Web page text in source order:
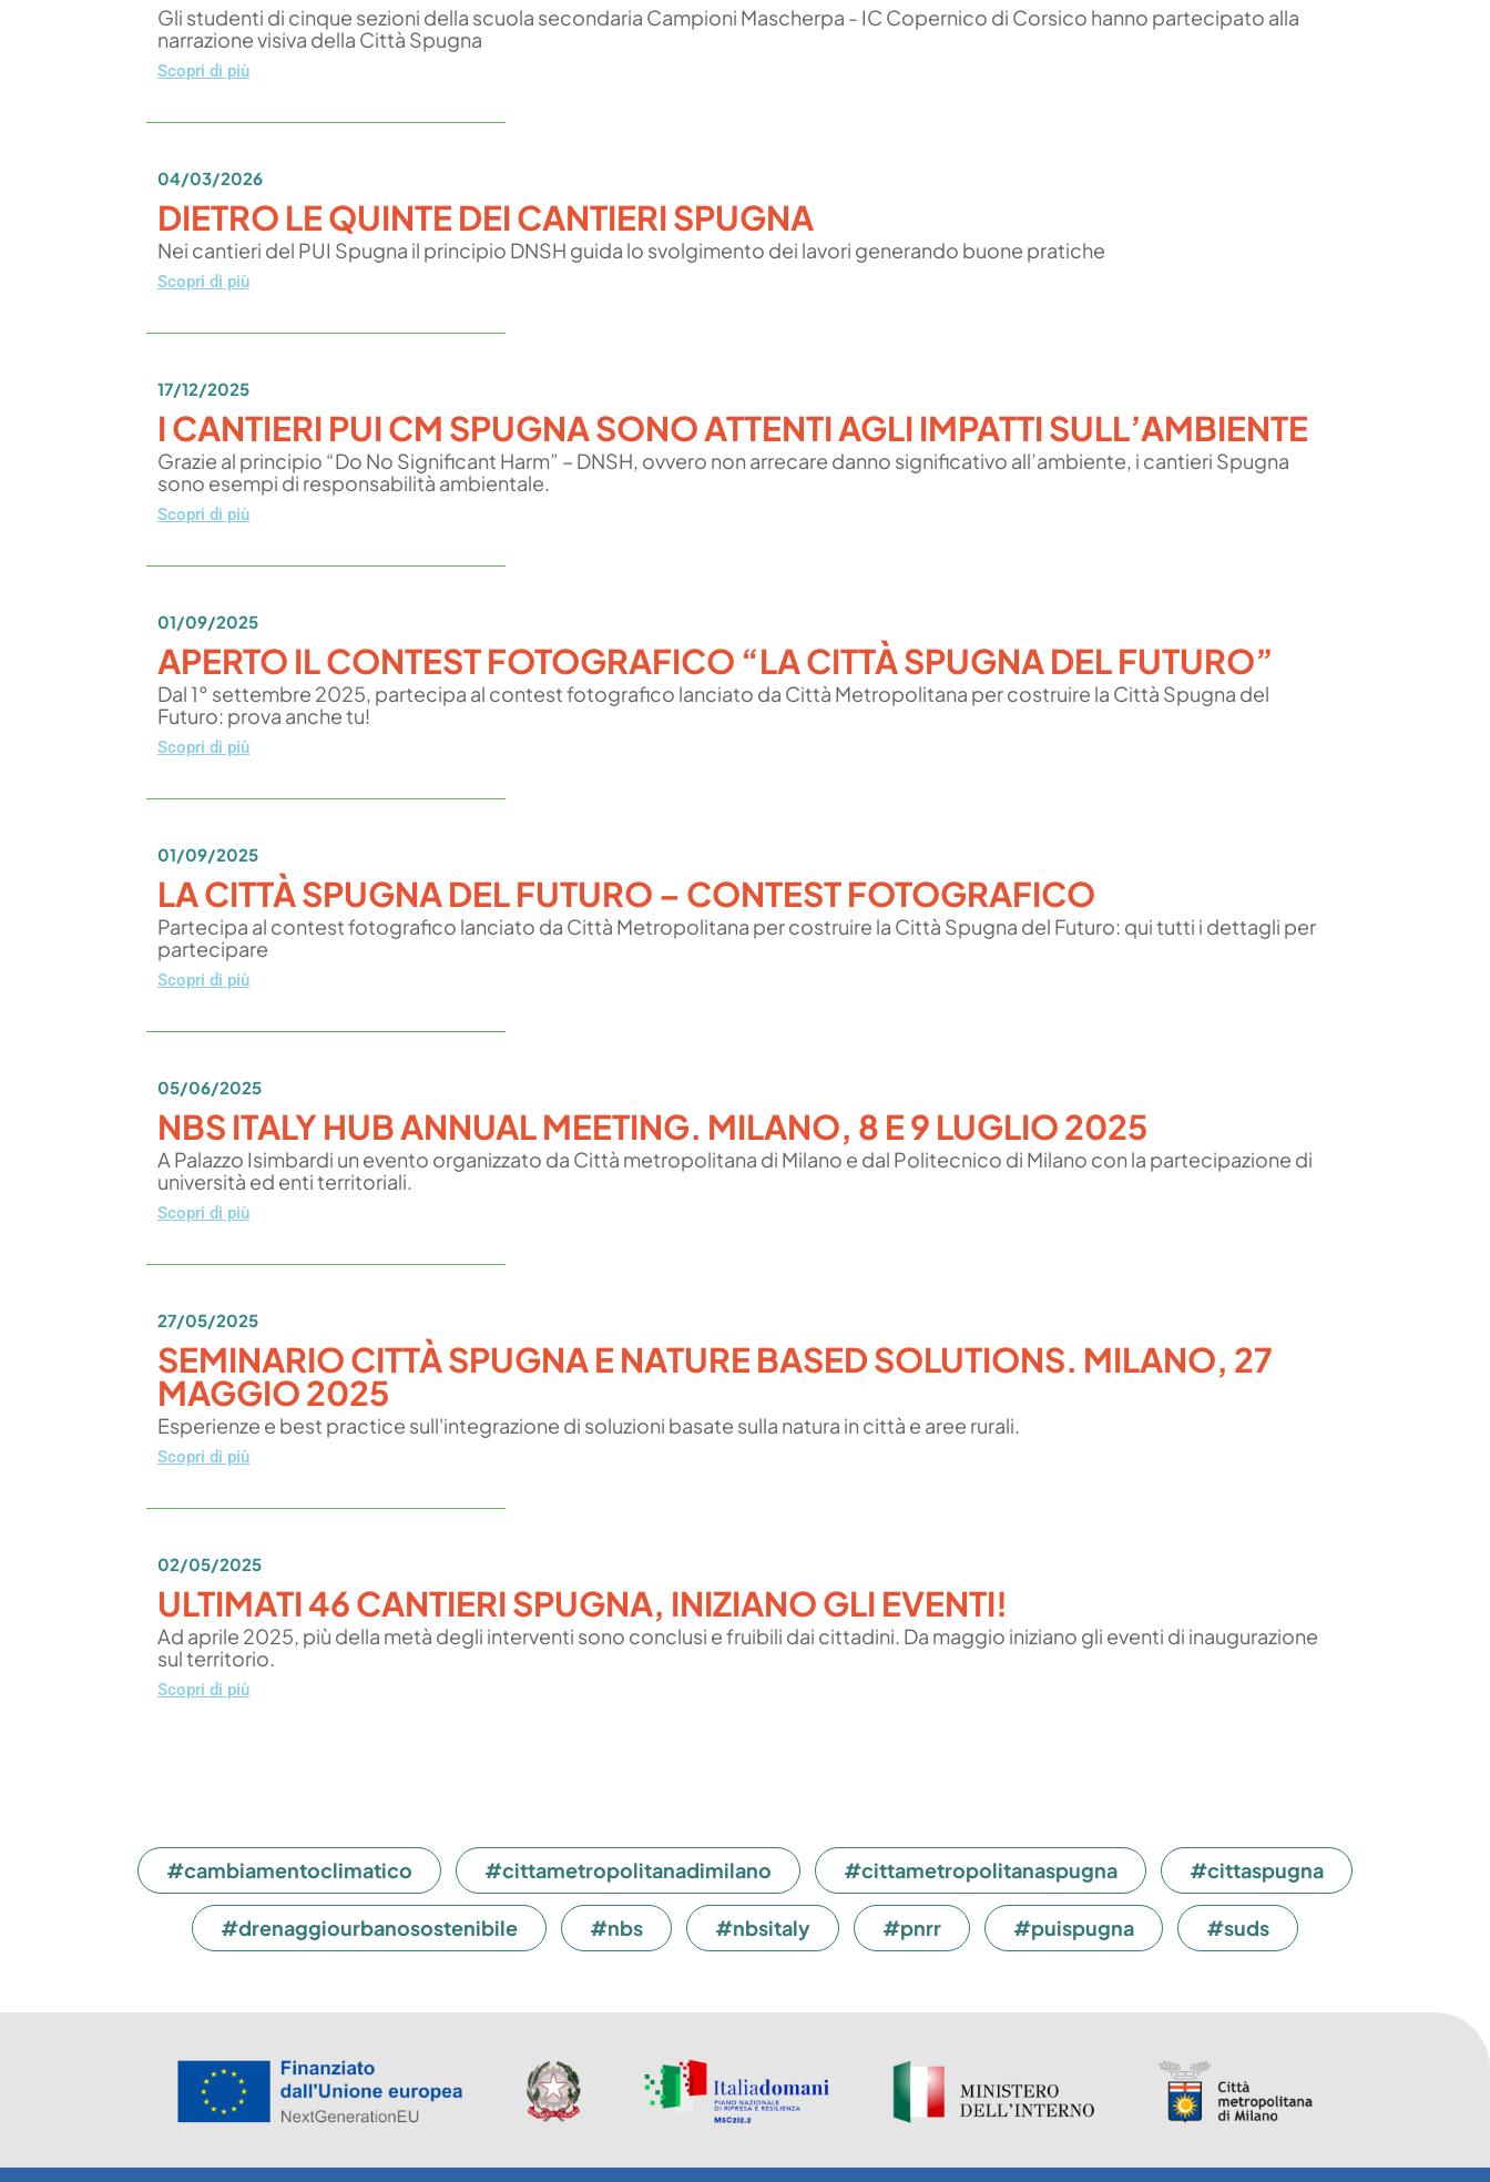
Gli studenti di cinque sezioni della scuola secondaria Campioni Mascherpa - IC Copernico di Corsico hanno partecipato alla
narrazione visiva della Città Spugna
Scopri di più
04/03/2026
DIETRO LE QUINTE DEI CANTIERI SPUGNA
Nei cantieri del PUI Spugna il principio DNSH guida lo svolgimento dei lavori generando buone pratiche
Scopri di più
17/12/2025
I CANTIERI PUI CM SPUGNA SONO ATTENTI AGLI IMPATTI SULL’AMBIENTE
Grazie al principio “Do No Significant Harm” – DNSH, ovvero non arrecare danno significativo all’ambiente, i cantieri Spugna
sono esempi di responsabilità ambientale.
Scopri di più
01/09/2025
APERTO IL CONTEST FOTOGRAFICO “LA CITTÀ SPUGNA DEL FUTURO”
Dal 1° settembre 2025, partecipa al contest fotografico lanciato da Città Metropolitana per costruire la Città Spugna del
Futuro: prova anche tu!
Scopri di più
01/09/2025
LA CITTÀ SPUGNA DEL FUTURO – CONTEST FOTOGRAFICO
Partecipa al contest fotografico lanciato da Città Metropolitana per costruire la Città Spugna del Futuro: qui tutti i dettagli per
partecipare
Scopri di più
05/06/2025
NBS ITALY HUB ANNUAL MEETING. MILANO, 8 E 9 LUGLIO 2025
A Palazzo Isimbardi un evento organizzato da Città metropolitana di Milano e dal Politecnico di Milano con la partecipazione di
università ed enti territoriali.
Scopri di più
27/05/2025
SEMINARIO CITTÀ SPUGNA E NATURE BASED SOLUTIONS. MILANO, 27
MAGGIO 2025
Esperienze e best practice sull'integrazione di soluzioni basate sulla natura in città e aree rurali.
Scopri di più
02/05/2025
ULTIMATI 46 CANTIERI SPUGNA, INIZIANO GLI EVENTI!
Ad aprile 2025, più della metà degli interventi sono conclusi e fruibili dai cittadini. Da maggio iniziano gli eventi di inaugurazione
sul territorio.
Scopri di più
#cambiamentoclimatico #cittametropolitanadimilano #cittametropolitanaspugna #cittaspugna
#drenaggiourbanosostenibile #nbs #nbsitaly #pnrr #puispugna #suds